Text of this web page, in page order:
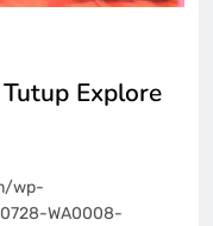
Explore
wp-
WA0008-